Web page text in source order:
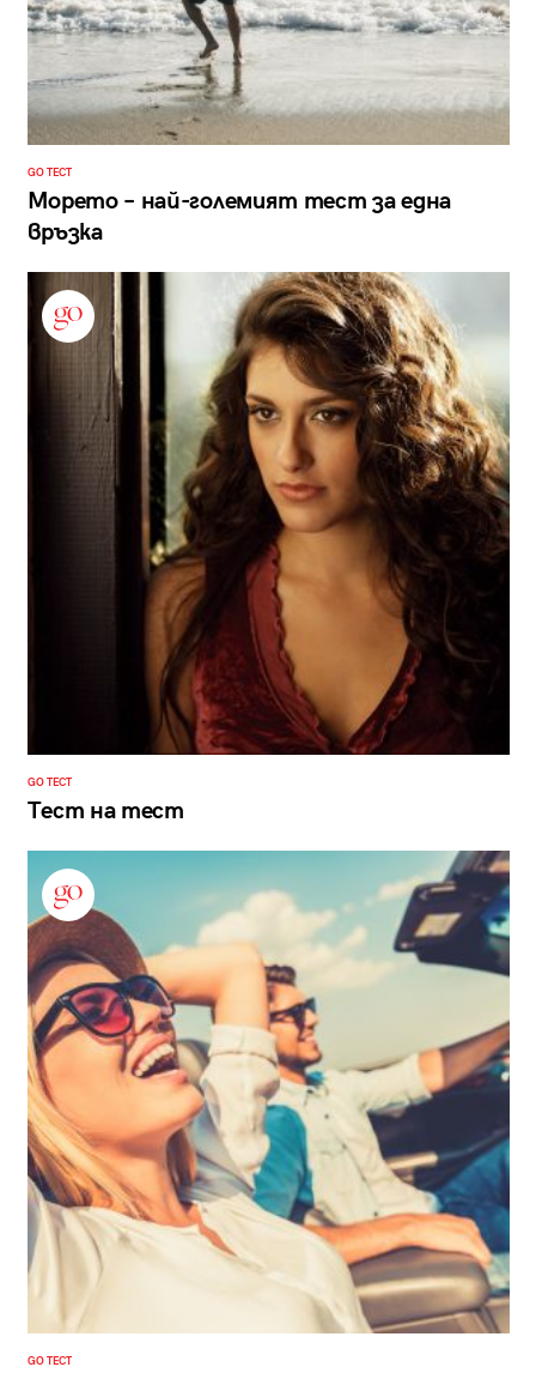
GO ТЕСТ
Морето – най-големият тест за една
връзка
GO ТЕСТ
Тест на тест
GO ТЕСТ